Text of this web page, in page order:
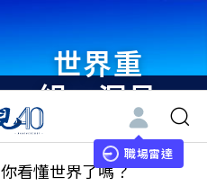
世界重
組・洞見
未來 與
世界領袖
職場雷達
你看懂世界了嗎？